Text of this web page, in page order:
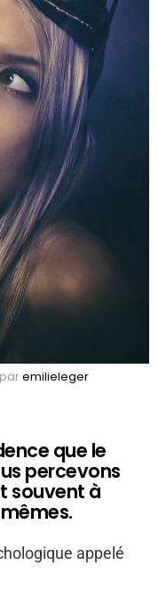
paremilieleger
que le
percevons
souvent à
appelé